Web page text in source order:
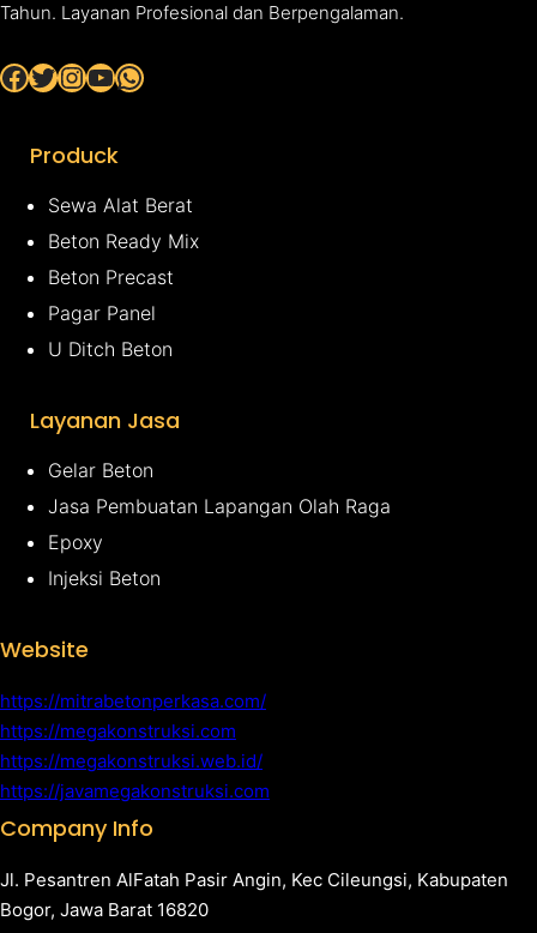
Tahun. Layanan Profesional dan Berpengalaman.
Facebook Twitter InstagramYouTube WhatsApp
Produck
Sewa Alat Berat
Beton Ready Mix
Beton Precast
Pagar Panel
U Ditch Beton
Layanan Jasa
Gelar Beton
Jasa Pembuatan Lapangan Olah Raga
Epoxy
Injeksi Beton
Website
https://mitrabetonperkasa.com/
https://megakonstruksi.com
https://megakonstruksi.web.id/
https://javamegakonstruksi.com
Company Info
Jl. Pesantren AlFatah Pasir Angin, Kec Cileungsi, Kabupaten
Bogor, Jawa Barat 16820